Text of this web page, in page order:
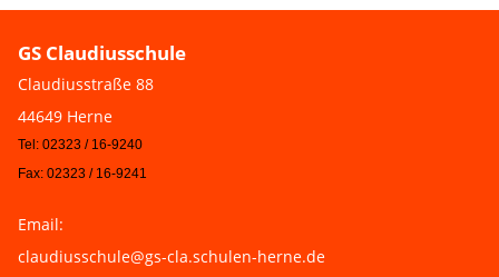
GS Claudiusschule
Claudiusstraße 88
44649 Herne
Tel: 02323 / 16-9240
Fax: 02323 / 16-9241
Email:
claudiusschule@gs-cla.schulen-herne.de